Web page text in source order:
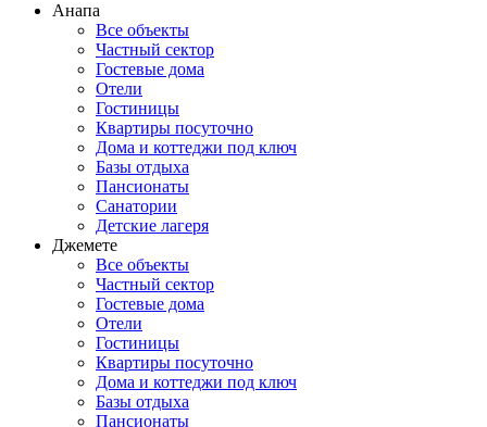
Анапа
Все объекты
Частный сектор
Гостевые дома
Отели
Гостиницы
Квартиры посуточно
Дома и коттеджи под ключ
Базы отдыха
Пансионаты
Санатории
Детские лагеря
Джемете
Все объекты
Частный сектор
Гостевые дома
Отели
Гостиницы
Квартиры посуточно
Дома и коттеджи под ключ
Базы отдыха
Пансионаты